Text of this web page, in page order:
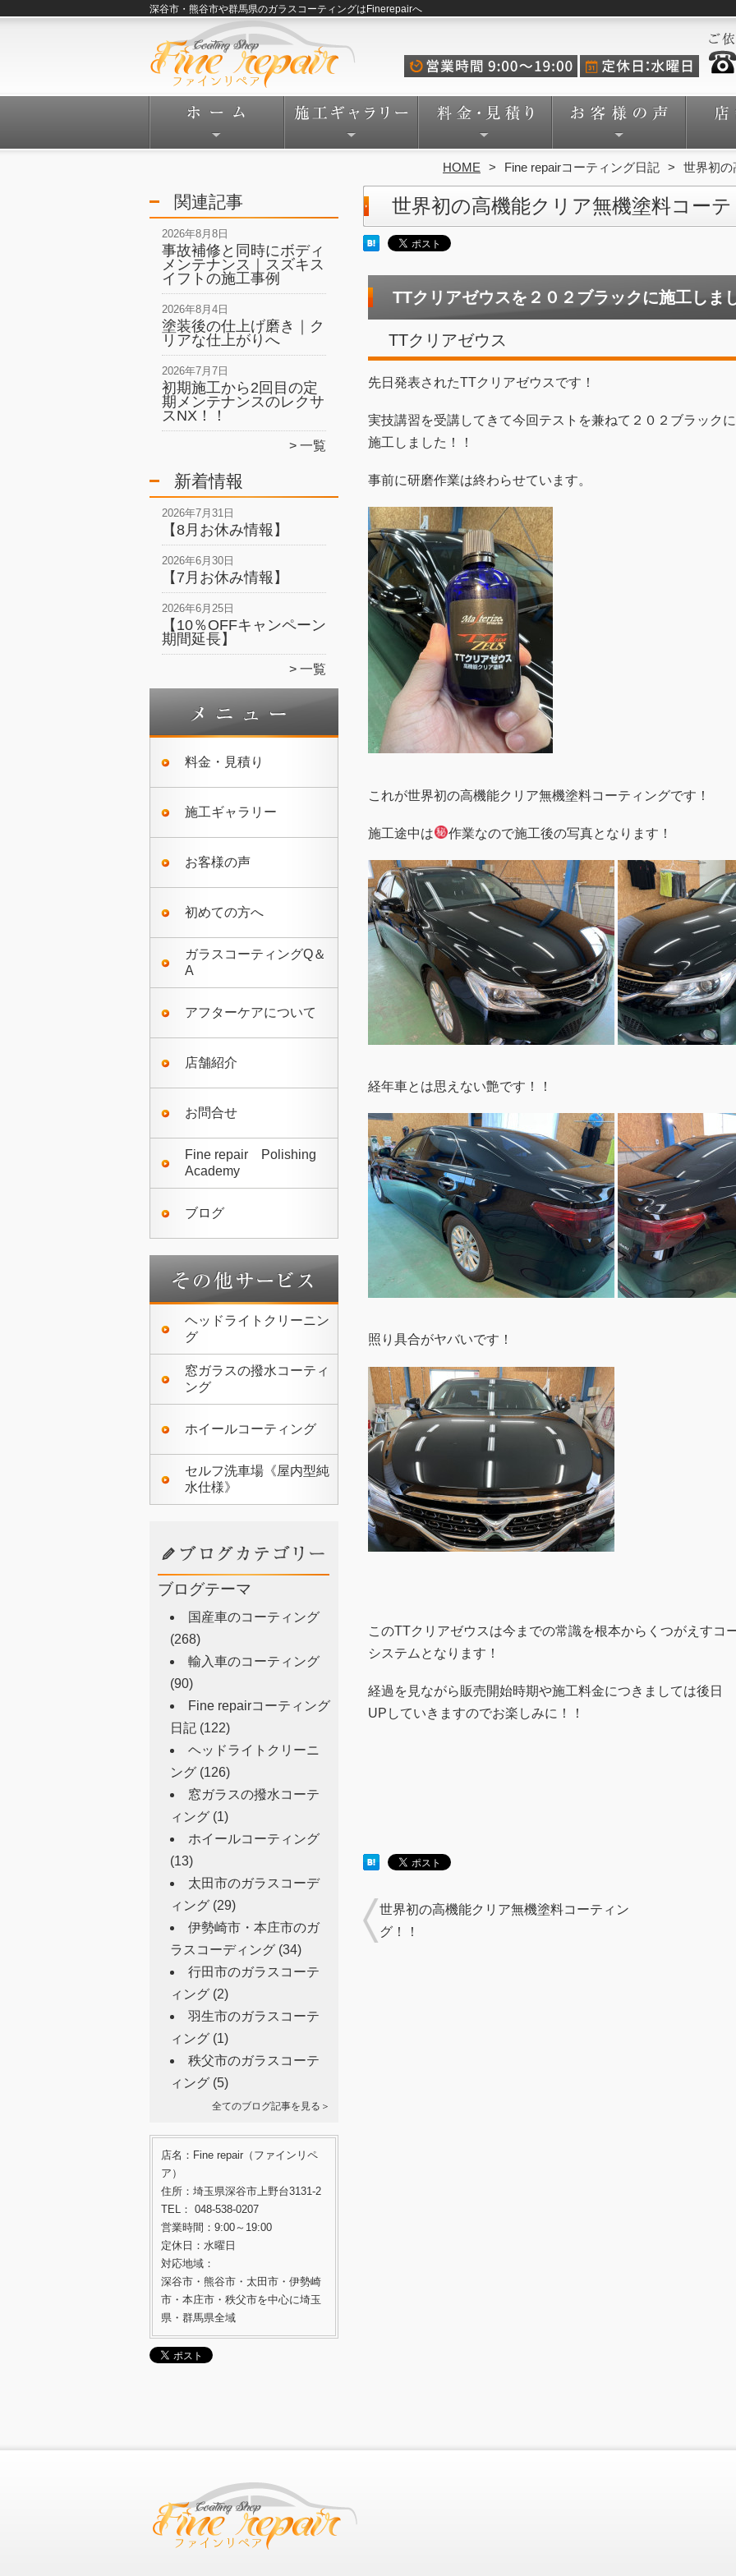
深谷市・熊谷市や群馬県のガラスコーティングはFinerepairへ
HOME Fine repairコーティング日記 世界初の
関連記事
2026年8月8日
事故補修と同時にボディ
メンテナンス｜スズキス
イフトの施工事例
2026年8月4日
塗装後の仕上げ磨き｜ク
リアな仕上がりへ
2026年7月7日
初期施工から2回目の定
期メンテナンスのレクサ
スNX！！
一覧
新着情報
2026年7月31日
【8月お休み情報】
2026年6月30日
【7月お休み情報】
2026年6月25日
【10％OFFキャンペーン
期間延長】
一覧
料金・見積り
施工ギャラリー
お客様の声
初めての方へ
ガラスコーティングQ＆
A
アフターケアについて
店舗紹介
お問合せ
Fine repair Polishing
Academy
ブログ
ヘッドライトクリーニン
グ
窓ガラスの撥水コーティ
ング
ホイールコーティング
セルフ洗車場《屋内型純
水仕様》
ブログテーマ
国産車のコーティング
(268)
輸入車のコーティング
(90)
Fine repairコーティング
日記 (122)
ヘッドライトクリーニ
ング (126)
窓ガラスの撥水コーテ
ィング (1)
ホイールコーティング
(13)
太田市のガラスコーデ
ィング (29)
伊勢崎市・本庄市のガ
ラスコーディング (34)
行田市のガラスコーテ
ィング (2)
羽生市のガラスコーテ
ィング (1)
秩父市のガラスコーテ
ィング (5)
全てのブログ記事を見る＞
店名：Fine repair（ファインリペ
ア）
住所：埼玉県深谷市上野台3131-2
TEL： 048-538-0207
営業時間：9:00～19:00
定休日：水曜日
対応地域：
深谷市・熊谷市・太田市・伊勢崎
市・本庄市・秩父市を中心に埼玉
県・群馬県全域
世界初の高機能クリア無機塗料コーテ
TTクリアゼウスを２０２ブラックに施工しま
TTクリアゼウス
先日発表されたTTクリアゼウスです！
実技講習を受講してきて今回テストを兼ねて２０２ブラックに
施工しました！！
事前に研磨作業は終わらせています。
これが世界初の高機能クリア無機塗料コーティングです！
施工途中は 作業なので施工後の写真となります！
経年車とは思えない艶です！！
照り具合がヤバいです！
このTTクリアゼウスは今までの常識を根本からくつがえすコ
システムとなります！
経過を見ながら販売開始時期や施工料金につきましては後日
UPしていきますのでお楽しみに！！
世界初の高機能クリア無機塗料コーティン
グ！！